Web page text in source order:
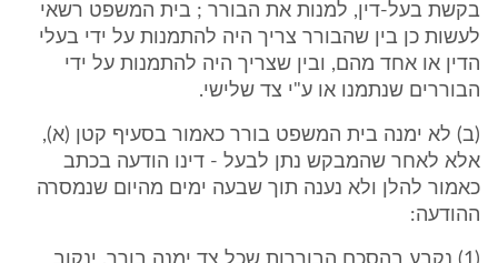
בקשת בעל-דין, למנות את הבורר ; בית המשפט רשאי
לעשות כן בין שהבורר צריך היה להתמנות על ידי בעלי
הדין או אחד מהם, ובין שצריך היה להתמנות על ידי
הבוררים שנתמנו או ע"י צד שלישי.
(ב) לא ימנה בית המשפט בורר כאמור בסעיף קטן (א),
אלא לאחר שהמבקש נתן לבעל - דינו הודעה בכתב
כאמור להלן ולא נענה תוך שבעה ימים מהיום שנמסרה
ההודעה: